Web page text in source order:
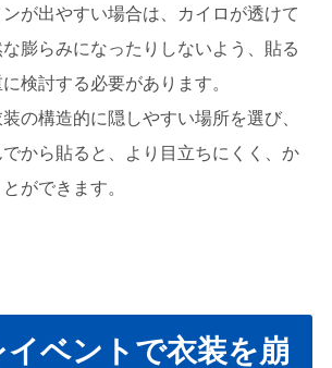
が出やすい場合は、カイロが透けて
膨らみになったりしないよう、貼る
検討する必要があります。
の構造的に隠しやすい場所を選び、
から貼ると、より目立ちにくく、か
ができます。
イベントで衣装を崩